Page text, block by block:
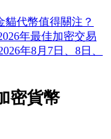
貓代幣值得關注？
年最佳加密交易
年8月7日、8日、
密貨幣